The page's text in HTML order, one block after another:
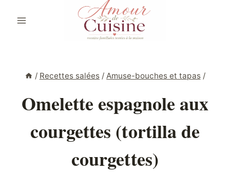
/ Recettes salées / Amuse-bouches et tapas /
Omelette espagnole aux
courgettes (tortilla de
courgettes)